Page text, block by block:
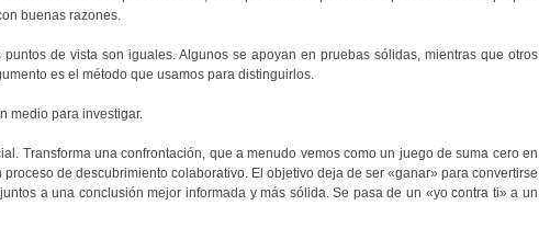
buenas razones.
de vista son iguales. Algunos se apoyan en pruebas sólidas, mientras que otros
es el método que usamos para distinguirlos.
medio para investigar.
Transforma una confrontación, que a menudo vemos como un juego de suma cero en
de descubrimiento colaborativo. El objetivo deja de ser «ganar» para convertirse
a una conclusión mejor informada y más sólida. Se pasa de un «yo contra ti» a un